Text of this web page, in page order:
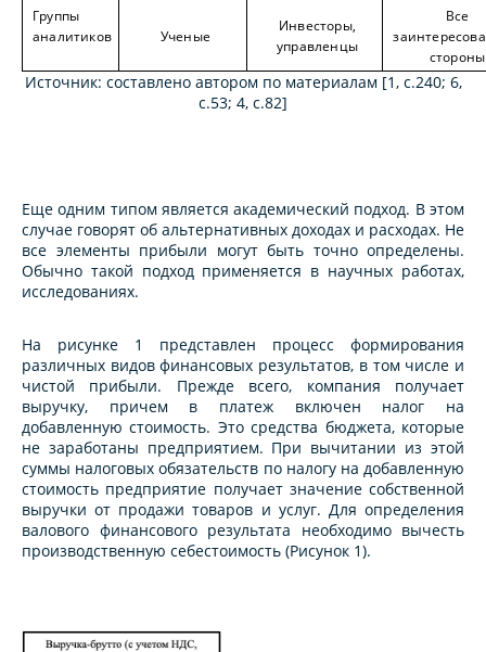
Группы
аналитиков
Ученые
Инвесторы,
управленцы
Все
стороны
Источник: составлено автором по материалам [1, c.240; 6,
c.53; 4, c.82]
Еще одним типом является академический подход. В этом
случае говорят об альтернативных доходах и расходах. Не
все элементы прибыли могут быть точно определены.
Обычно такой подход применяется в научных работах,
исследованиях.
На рисунке 1 представлен процесс формирования
различных видов финансовых результатов, в том числе и
чистой прибыли. Прежде всего, компания получает
выручку, причем в платеж включен налог на
добавленную стоимость. Это средства бюджета, которые
не заработаны предприятием. При вычитании из этой
суммы налоговых обязательств по налогу на добавленную
стоимость предприятие получает значение собственной
выручки от продажи товаров и услуг. Для определения
валового финансового результата необходимо вычесть
производственную себестоимость (Рисунок 1).